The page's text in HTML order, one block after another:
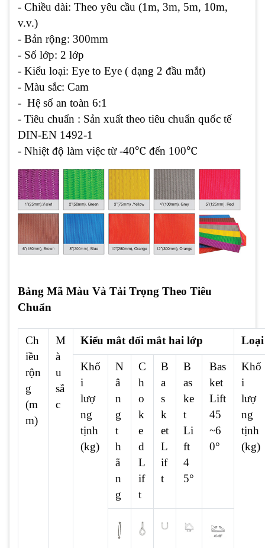
- Chiều dài: Theo yêu cầu (1m, 3m, 5m, 10m,
v.v.)
- Bản rộng: 300mm
- Số lớp: 2 lớp
- Kiểu loại: Eye to Eye ( dạng 2 đầu mắt)
- Màu sắc: Cam
- Hệ số an toàn 6:1
- Tiêu chuẩn : Sản xuất theo tiêu chuẩn quốc tế
DIN-EN 1492-1
- Nhiệt độ làm việc từ -40℃ đến 100℃
Bảng Mã Màu Và Tải Trọng Theo Tiêu
Chuẩn
Ch
iều
rộn
g
(m
m)
M
à
u
sắ
c
Kiểu mắt đối mắt hai lớp
Khố
i
lượ
ng
tịnh
(kg)
N
â
n
g
t
h
ẳ
n
g
C
h
o
k
e
d
L
if
t
B
a
s
k
et
L
if
t
B
as
ke
t
Li
ft
4
5°
Bas
ket
Lift
45
~6
0°
Khố
i
lượ
ng
tịnh
(kg)